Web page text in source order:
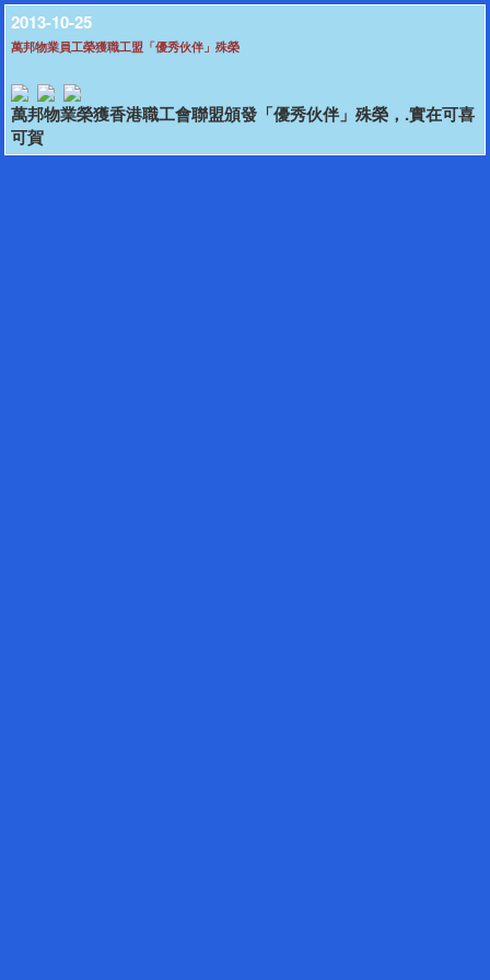
2013-10-25
萬邦物業員工榮獲職工盟「優秀伙伴」殊榮
萬邦物業榮獲香港職工會聯盟頒發「優秀伙伴」殊榮，.實在可喜
可賀